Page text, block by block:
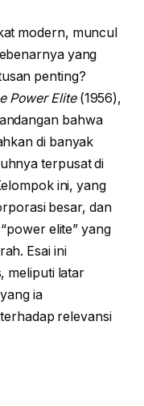
modern, muncul
yang
penting?
Power Elite(1956),
bahwa
di banyak
terpusat di
ini, yang
besar, dan
elite” yang
Esai ini
meliputi latar
ia
relevansi